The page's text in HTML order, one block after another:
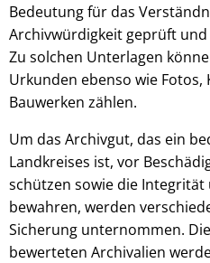
Bedeutung für das
Archivwürdigkeit geprüft
Zu solchen Unterlagen
Urkunden ebenso wie Fotos,
Bauwerken zählen.
Um das Archivgut, das ein
Landkreises ist, vor
schützen sowie die
bewahren, werden
Sicherung unternommen.
bewerteten Archivalien